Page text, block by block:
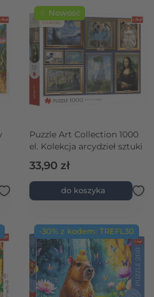
☆ Nowość
Puzzle Art Collection 1000
el. Kolekcja arcydzieł sztuki
33,90 zł
do koszyka
-30% z kodem: TREFL30